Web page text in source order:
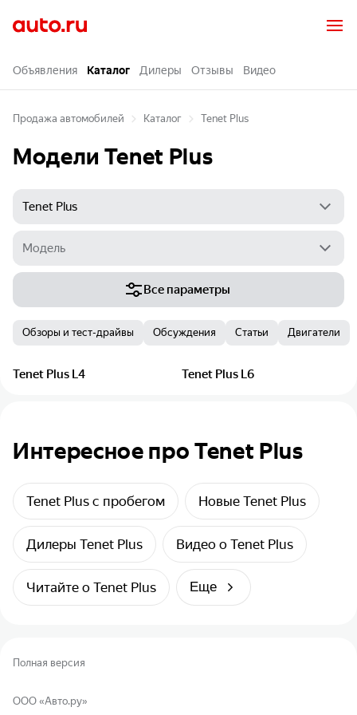
Объявления Каталог Дилеры Отзывы Видео
Продажа автомобилей Каталог Tenet Plus
Модели Tenet Plus
Все параметры
Обзоры и тест-драйвы Обсуждения Статьи Двигатели
Tenet Plus L4 Tenet Plus L6
Интересное про Tenet Plus
Tenet Plus с пробегом Новые Tenet Plus
Дилеры Tenet Plus Видео о Tenet Plus
Читайте о Tenet Plus Еще
Полная версия
ООО «Авто.ру»